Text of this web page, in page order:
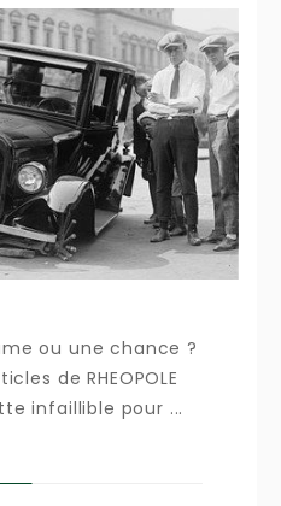
ou une chance ?
de RHEOPOLE
infaillible pour ...